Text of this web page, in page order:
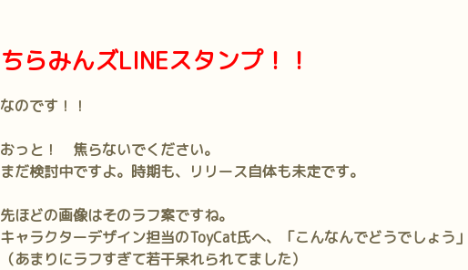
ちらみんズLINEスタンプ！！
なのです！！
おっと！ 焦らないでください。
まだ検討中ですよ。時期も、リリース自体も未定です。
先ほどの画像はそのラフ案ですね。
キャラクターデザイン担当のToyCat氏へ、「こんなんでどうでしょう
（あまりにラフすぎて若干呆れられてました）